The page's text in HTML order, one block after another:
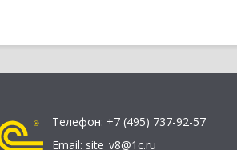
Телефон: +7 (495) 737-92-57
Email: site_v8@1c.ru